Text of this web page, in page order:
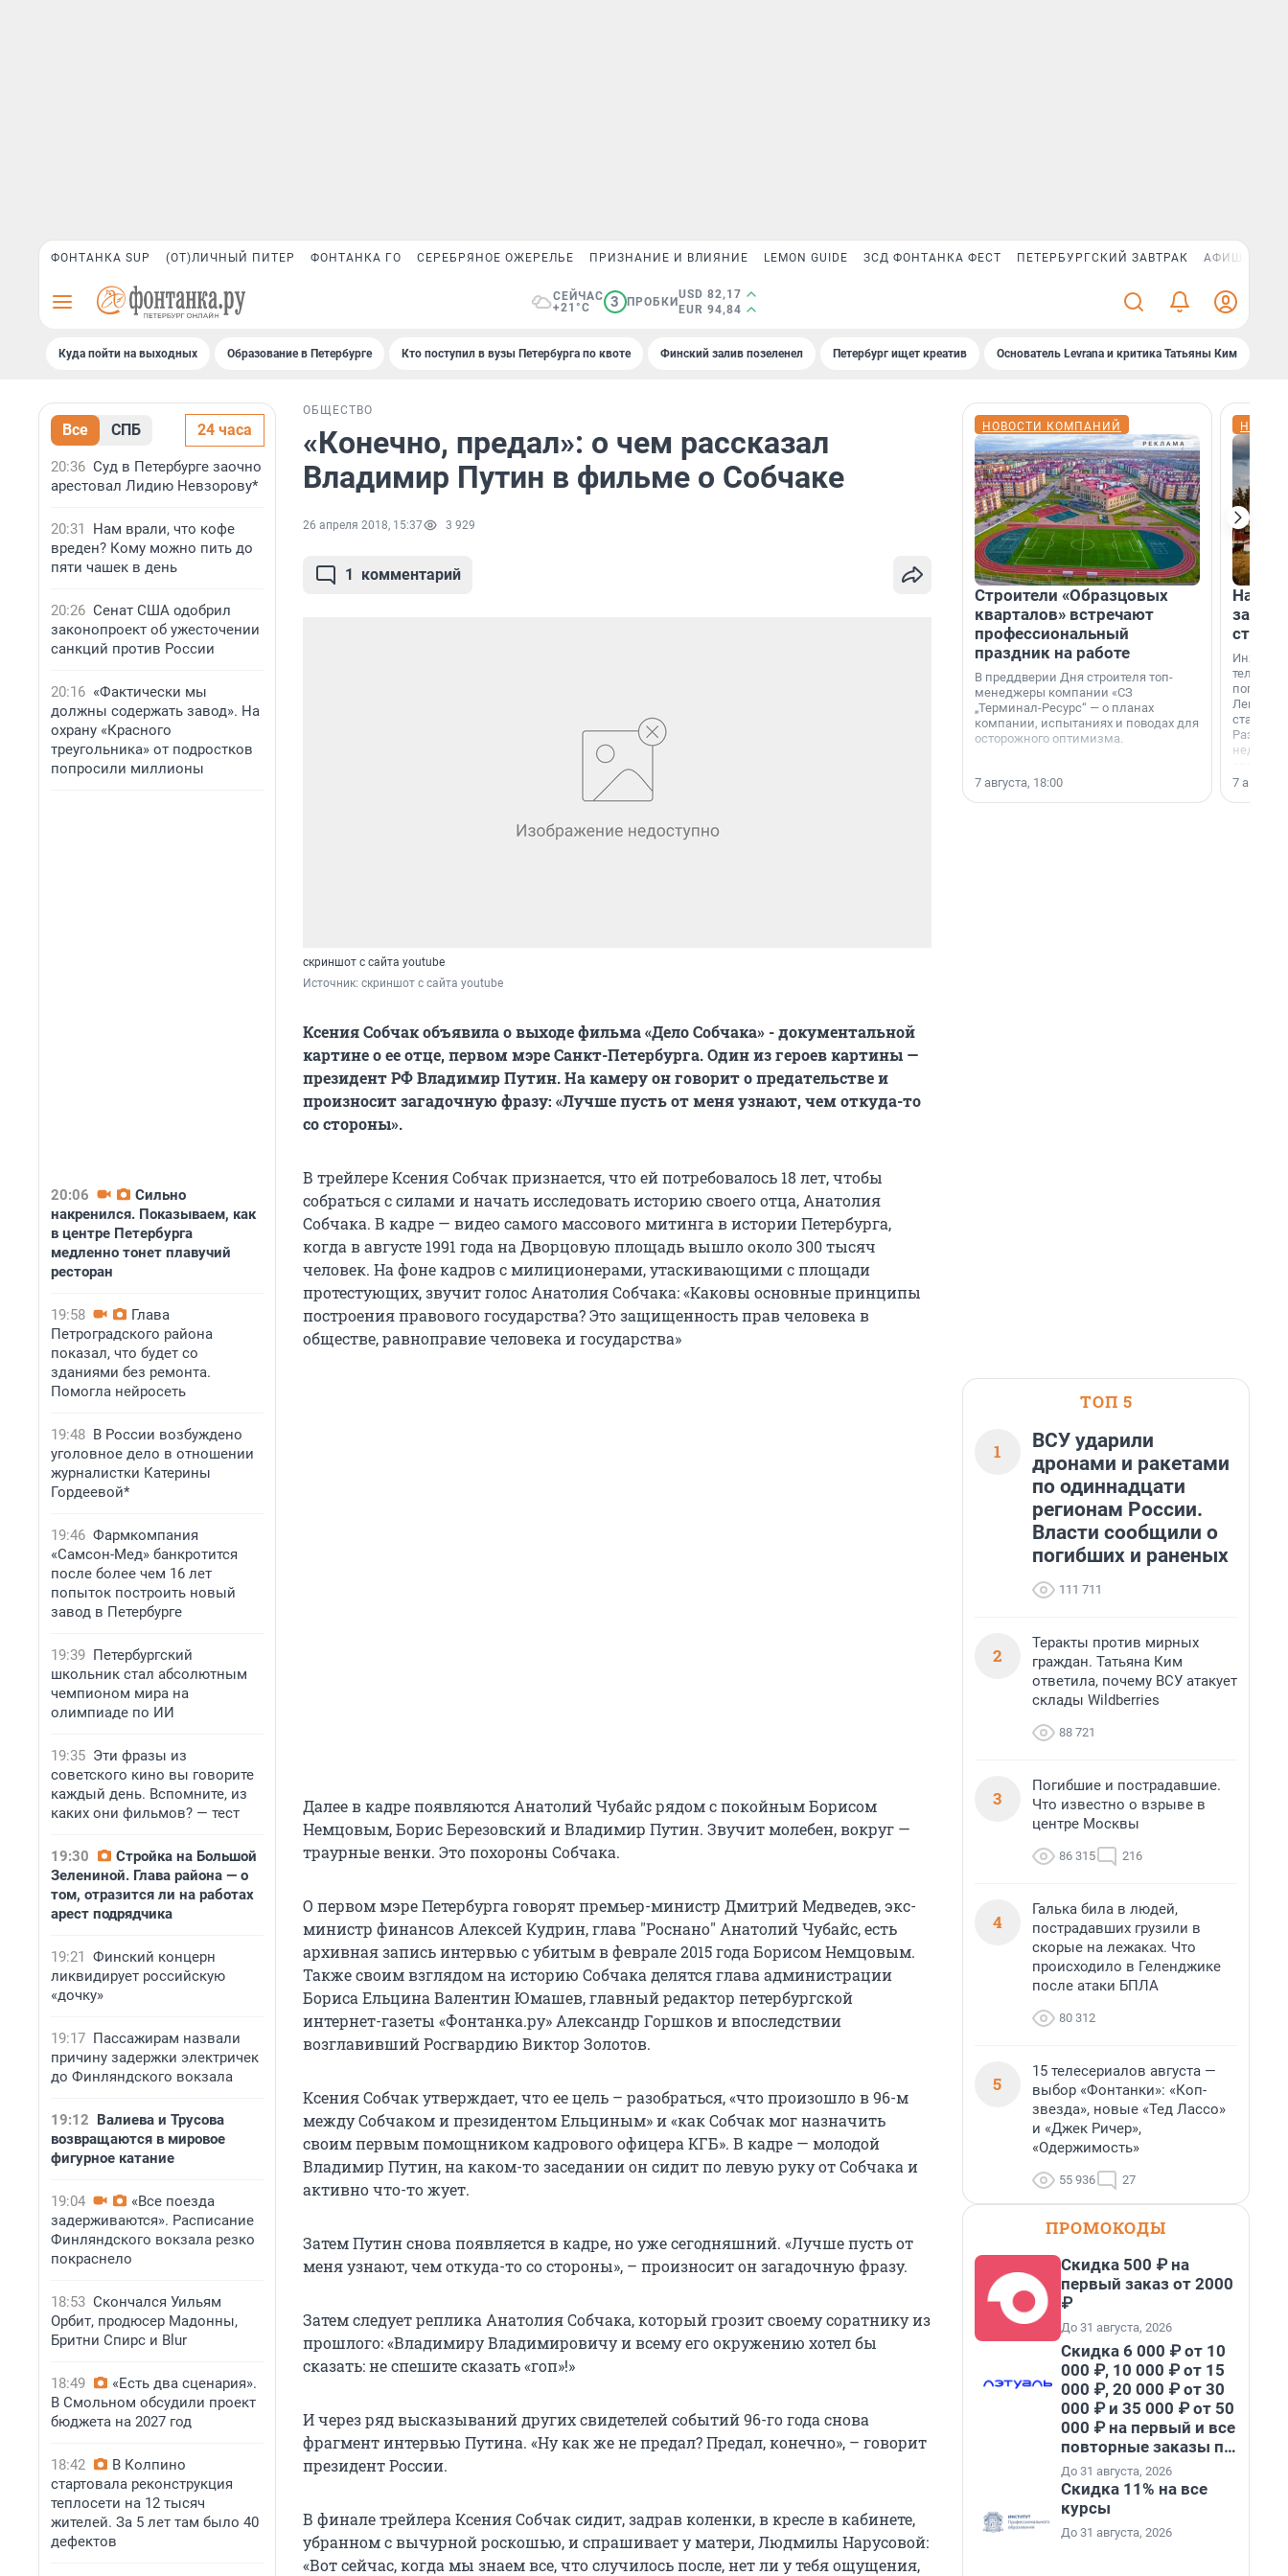
ФОНТАНКА SUP (ОТ)ЛИЧНЫЙ ПИТЕР ФОНТАНКА ГО СЕРЕБРЯНОЕ ОЖЕРЕЛЬЕ ПРИЗНАНИЕ И ВЛИЯНИЕ LEMON GUIDE ЗСД ФОНТАНКА ФЕСТ ПЕТЕРБУРГСКИЙ ЗАВТРАК АФИША PLUS
СЕЙЧАС
+21°C
3 ПРОБКИ
USD 82,17
EUR 94,84
Куда пойти на выходных Образование в Петербурге Кто поступил в вузы Петербурга по квоте Финский залив позеленел Петербург ищет креатив Основатель Levrana и критика Татьяны Ким
Все СПБ 24 часа
20:36 Суд в Петербурге заочно
арестовал Лидию Невзорову*
20:31
Нам врали, что кофе
вреден? Кому можно пить до
пяти чашек в день
20:26 Сенат США одобрил
законопроект об ужесточении
санкций против России
20:16 «Фактически мы
должны содержать завод». На
охрану «Красного
треугольника» от подростков
попросили миллионы
20:06
Сильно
накренился. Показываем, как
в центре Петербурга
медленно тонет плавучий
ресторан
19:58
Глава
Петроградского района
показал, что будет со
зданиями без ремонта.
Помогла нейросеть
19:48 В России возбуждено
уголовное дело в отношении
журналистки Катерины
Гордеевой*
19:46 Фармкомпания
«Самсон-Мед» банкротится
после более чем 16 лет
попыток построить новый
завод в Петербурге
19:39 Петербургский
школьник стал абсолютным
чемпионом мира на
олимпиаде по ИИ
19:35 Эти фразы из
советского кино вы говорите
каждый день. Вспомните, из
каких они фильмов? — тест
19:30
Стройка на Большой
Зелениной. Глава района — о
том, отразится ли на работах
арест подрядчика
19:21 Финский концерн
ликвидирует российскую
«дочку»
19:17 Пассажирам назвали
причину задержки электричек
до Финляндского вокзала
19:12 Валиева и Трусова
возвращаются в мировое
фигурное катание
19:04
«Все поезда
задерживаются». Расписание
Финляндского вокзала резко
покраснело
18:53 Скончался Уильям
Орбит, продюсер Мадонны,
Бритни Спирс и Blur
18:49
«Есть два сценария».
В Смольном обсудили проект
бюджета на 2027 год
18:42
В Колпино
стартовала реконструкция
теплосети на 12 тысяч
жителей. За 5 лет там было 40
дефектов
ОБЩЕСТВО
«Конечно, предал»: о чем рассказал
Владимир Путин в фильме о Собчаке
26 апреля 2018, 15:37 3 929
1 комментарий
скриншот с сайта youtube
Источник: скриншот с сайта youtube
Ксения Собчак объявила о выходе фильма «Дело Собчака» - документальной
картине о ее отце, первом мэре Санкт-Петербурга. Один из героев картины —
президент РФ Владимир Путин. На камеру он говорит о предательстве и
произносит загадочную фразу: «Лучше пусть от меня узнают, чем откуда-то
со стороны».
В трейлере Ксения Собчак признается, что ей потребовалось 18 лет, чтобы
собраться с силами и начать исследовать историю своего отца, Анатолия
Собчака. В кадре — видео самого массового митинга в истории Петербурга,
когда в августе 1991 года на Дворцовую площадь вышло около 300 тысяч
человек. На фоне кадров с милиционерами, утаскивающими с площади
протестующих, звучит голос Анатолия Собчака: «Каковы основные принципы
построения правового государства? Это защищенность прав человека в
обществе, равноправие человека и государства»
Далее в кадре появляются Анатолий Чубайс рядом с покойным Борисом
Немцовым, Борис Березовский и Владимир Путин. Звучит молебен, вокруг —
траурные венки. Это похороны Собчака.
О первом мэре Петербурга говорят премьер-министр Дмитрий Медведев, экс-
министр финансов Алексей Кудрин, глава "Роснано" Анатолий Чубайс, есть
архивная запись интервью с убитым в феврале 2015 года Борисом Немцовым.
Также своим взглядом на историю Собчака делятся глава администрации
Бориса Ельцина Валентин Юмашев, главный редактор петербургской
интернет-газеты «Фонтанка.ру» Александр Горшков и впоследствии
возглавивший Росгвардию Виктор Золотов.
Ксения Собчак утверждает, что ее цель – разобраться, «что произошло в 96-м
между Собчаком и президентом Ельциным» и «как Собчак мог назначить
своим первым помощником кадрового офицера КГБ». В кадре — молодой
Владимир Путин, на каком-то заседании он сидит по левую руку от Собчака и
активно что-то жует.
Затем Путин снова появляется в кадре, но уже сегодняшний. «Лучше пусть от
меня узнают, чем откуда-то со стороны», – произносит он загадочную фразу.
Затем следует реплика Анатолия Собчака, который грозит своему соратнику из
прошлого: «Владимиру Владимировичу и всему его окружению хотел бы
сказать: не спешите сказать «гоп»!»
И через ряд высказываний других свидетелей событий 96-го года снова
фрагмент интервью Путина. «Ну как же не предал? Предал, конечно», – говорит
президент России.
В финале трейлера Ксения Собчак сидит, задрав коленки, в кресле в кабинете,
убранном с вычурной роскошью, и спрашивает у матери, Людмилы Нарусовой:
«Вот сейчас, когда мы знаем все, что случилось после, нет ли у тебя ощущения,
НОВОСТИ КОМПАНИЙ
Строители «Образцовых
кварталов» встречают
профессиональный
праздник на работе
В преддверии Дня строителя топ-
менеджеры компании «СЗ
„Терминал-Ресурс“ — о планах
компании, испытаниях и поводах для
осторожного оптимизма.
7 августа, 18:00
На
станции
7
ТОП 5
1
ВСУ ударили
дронами и ракетами
по одиннадцати
регионам России.
Власти сообщили о
погибших и раненых
111 711
2
Теракты против мирных
граждан. Татьяна Ким
ответила, почему ВСУ атакует
склады Wildberries
88 721
3
Погибшие и пострадавшие.
Что известно о взрыве в
центре Москвы
86 315 216
4
Галька била в людей,
пострадавших грузили в
скорые на лежаках. Что
происходило в Геленджике
после атаки БПЛА
80 312
5
15 телесериалов августа —
выбор «Фонтанки»: «Коп-
звезда», новые «Тед Лассо»
и «Джек Ричер»,
«Одержимость»
55 936 27
ПРОМОКОДЫ
Скидка 500 ₽ на
первый заказ от 2000
₽
До 31 августа, 2026
Скидка 6 000 ₽ от 10
000 ₽, 10 000 ₽ от 15
000 ₽, 20 000 ₽ от 30
000 ₽ и 35 000 ₽ от 50
000 ₽ на первый и все
повторные заказы по
промокоду НАБЕРИ
До 31 августа, 2026
Скидка 11% на все
курсы
До 31 августа, 2026